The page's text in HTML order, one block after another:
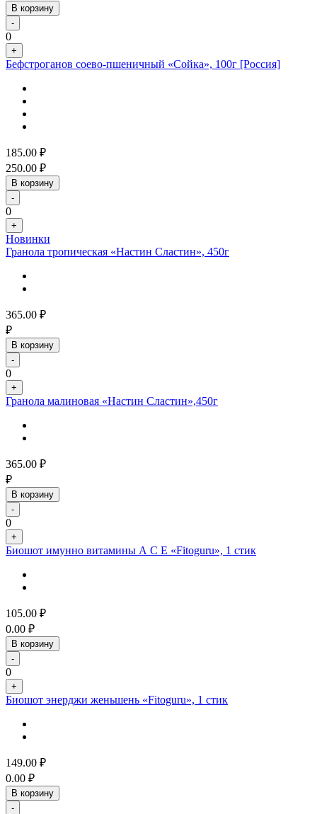
В корзину
-
0
+
Бефстроганов соево-пшеничный «Сойка», 100г [Россия]
185.00 ₽
250.00 ₽
В корзину
-
0
+
Новинки
Гранола тропическая «Настин Сластин», 450г
365.00 ₽
₽
В корзину
-
0
+
Гранола малиновая «Настин Сластин»,450г
365.00 ₽
₽
В корзину
-
0
+
Биошот имунно витамины А С Е «Fitoguru», 1 стик
105.00 ₽
0.00 ₽
В корзину
-
0
+
Биошот энерджи женьшень «Fitoguru», 1 стик
149.00 ₽
0.00 ₽
В корзину
-